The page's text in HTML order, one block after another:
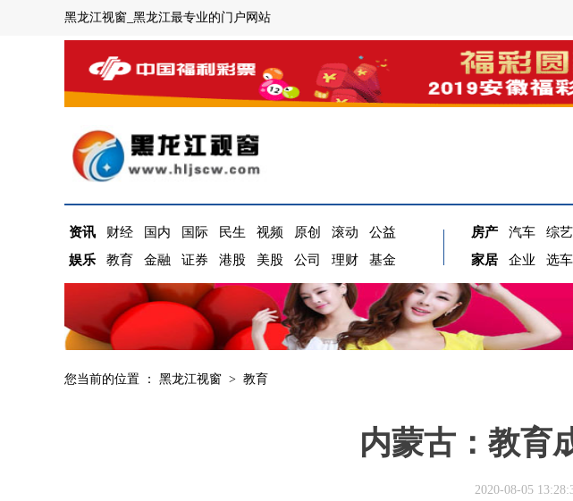
黑龙江视窗_黑龙江最专业的门户网站
资讯 财经 国内 国际 民生 视频 原创 滚动
公益
娱乐
教育 金融 证券 港股 美股 公司 理财 基金
房产 汽车 综艺
家居
企业 选车
您当前的位置 ： 黑龙江视窗 > 教育
内蒙古：教育
2020-08-05